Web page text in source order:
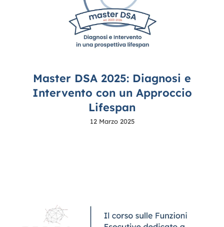
Master DSA 2025: Diagnosi e
Intervento con un Approccio
Lifespan
12 Marzo 2025